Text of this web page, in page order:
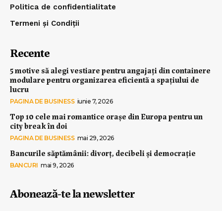
Politica de confidentialitate
Termeni și Condiții
Recente
5 motive să alegi vestiare pentru angajați din containere
modulare pentru organizarea eficientă a spațiului de
lucru
PAGINA DE BUSINESS iunie 7, 2026
Top 10 cele mai romantice orașe din Europa pentru un
city break în doi
PAGINA DE BUSINESS mai 29, 2026
Bancurile săptămânii: divorț, decibeli și democrație
BANCURI mai 9, 2026
Abonează-te la newsletter